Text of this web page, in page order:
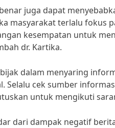
juga dapat
masyarakat terlalu fokus
kesempatan untuk
dr. Kartika.
dalam menyaring
Selalu cek sumber
untuk mengikuti
dari dampak negatif